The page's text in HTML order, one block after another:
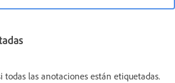
todas las anotaciones están etiquetadas.